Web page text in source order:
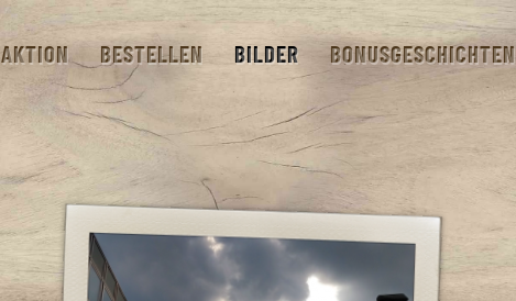
AKTION BESTELLEN BILDER BONUSGESCHICHTEN